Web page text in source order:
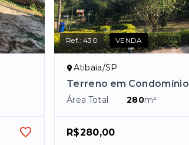
Ref.:430 VENDA
Atibaia/SP
Terreno em Condomínio
Área Total 280m²
R$280,00